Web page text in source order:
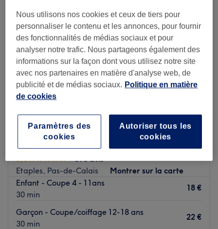
Will
5,0
396 avis
Etaples, Pas-de-Calais
Montrer sur la carte
Enfant - Coupe 4 - 11ans
30 min
18 €
Garçon - Coupe/coiffage 12-18 ans
30 min
22 €
Nous utilisons nos cookies et ceux de tiers pour
personnaliser le contenu et les annonces, pour fournir
des fonctionnalités de médias sociaux et pour
analyser notre trafic. Nous partageons également des
informations sur la façon dont vous utilisez notre site
avec nos partenaires en matière d'analyse web, de
publicité et de médias sociaux. Politique en matière
de cookies
Autoriser tous les
cookies
Paramètres des
cookies